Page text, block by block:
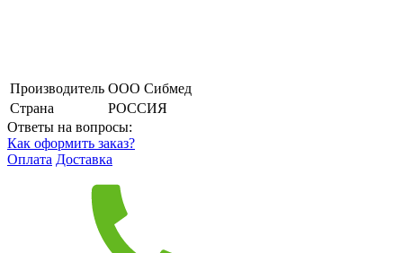
Производитель ООО Сибмед
Страна
РОССИЯ
Ответы на вопросы:
Как оформить заказ?
Оплата Доставка